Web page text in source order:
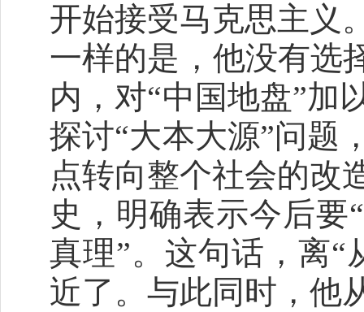
开始接受马克思主义
一样的是，他没有选
内，对“中国地盘”加
探讨“大本大源”问题
点转向整个社会的改
史，明确表示今后要
真理”。这句话，离“
近了。与此同时，他